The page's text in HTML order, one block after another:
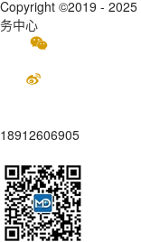
Copyright ©2019 - 2025
务中心
18912606905